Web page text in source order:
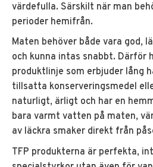
värdefulla. Särskilt när man
perioder hemifrån.
Maten behöver både vara god,
och kunna intas snabbt. Därför
produktlinje som erbjuder lång
tillsatta konserveringsmedel
naturligt, ärligt och har en
bara varmt vatten på maten,
av läckra smaker direkt från
TFP produkterna är perfekta,